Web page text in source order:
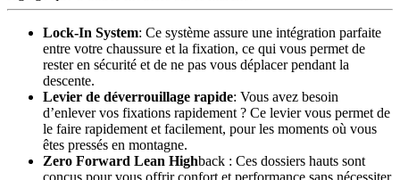
Lock-In System: Ce système assure une intégration parfaite
entre votre chaussure et la fixation, ce qui vous permet de
rester en sécurité et de ne pas vous déplacer pendant la
descente.
Levier de déverrouillage rapide: Vous avez besoin
d’enlever vos fixations rapidement ? Ce levier vous permet de
le faire rapidement et facilement, pour les moments où vous
êtes pressés en montagne.
Zero Forward Lean Highback : Ces dossiers hauts sont
conçus pour vous offrir confort et performance sans nécessiter